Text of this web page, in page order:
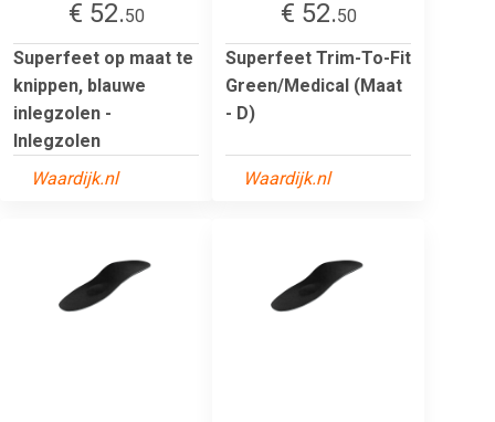
€ 52.50
Superfeet op maat te
knippen, blauwe
inlegzolen -
Inlegzolen
Waardijk.nl
€ 52.50
Superfeet Trim-To-Fit
Green/Medical (Maat
- D)
Waardijk.nl